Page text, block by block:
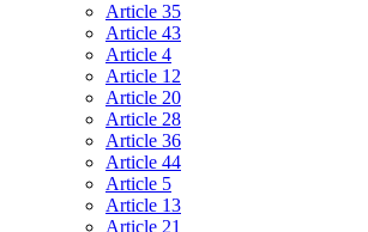
Article 35
Article 43
Article 4
Article 12
Article 20
Article 28
Article 36
Article 44
Article 5
Article 13
Article 21